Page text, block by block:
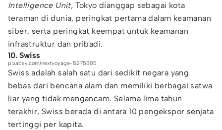
Intelligence Unit, Tokyo dianggap sebagai kota
teraman di dunia, peringkat pertama dalam keamanan
siber, serta peringkat keempat untuk keamanan
infrastruktur dan pribadi.
10. Swiss
pixabay.com/nextvoyage-5275305
Swiss adalah salah satu dari sedikit negara yang
bebas dari bencana alam dan memiliki berbagai satwa
liar yang tidak mengancam. Selama lima tahun
terakhir, Swiss berada di antara 10 pengekspor senjata
tertinggi per kapita.